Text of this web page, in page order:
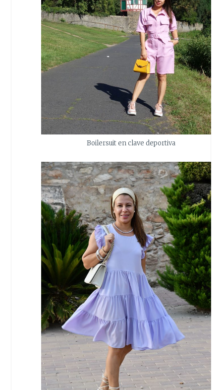
Boilersuit en clave deportiva